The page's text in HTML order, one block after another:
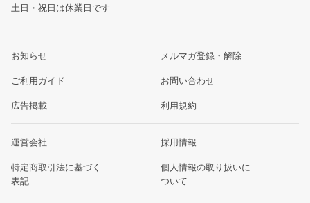
土日・祝日は休業日です
お知らせ メルマガ登録・解除
ご利用ガイド お問い合わせ
広告掲載 利用規約
運営会社 採用情報
特定商取引法に基づく
表記
個人情報の取り扱いに
ついて